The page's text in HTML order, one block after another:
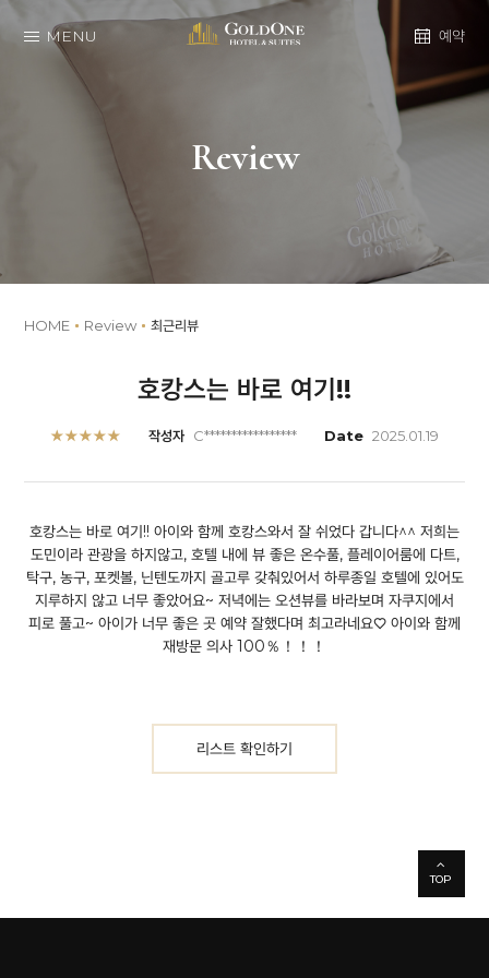
MENU 예약
Review
HOME Review 최근리뷰
호캉스는 바로 여기!!
★★★★★ 작성자 C***************** Date 2025.01.19
호캉스는 바로 여기!! 아이와 함께 호캉스와서 잘 쉬었다 갑니다^^ 저희는
도민이라 관광을 하지않고, 호텔 내에 뷰 좋은 온수풀, 플레이어룸에 다트,
탁구, 농구, 포켓볼, 닌텐도까지 골고루 갖춰있어서 하루종일 호텔에 있어도
지루하지 않고 너무 좋았어요~ 저녁에는 오션뷰를 바라보며 자쿠지에서
피로 풀고~ 아이가 너무 좋은 곳 예약 잘했다며 최고라네요♡ 아이와 함께
재방문 의사 100％！！！
리스트 확인하기
TOP